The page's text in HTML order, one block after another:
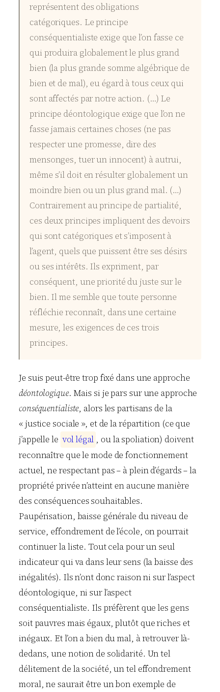
représentent des obligations
catégoriques. Le principe
conséquentialiste exige que l’on fasse ce
qui produira globalement le plus grand
bien (la plus grande somme algébrique de
bien et de mal), eu égard à tous ceux qui
sont affectés par notre action. (…) Le
principe déontologique exige que l’on ne
fasse jamais certaines choses (ne pas
respecter une promesse, dire des
mensonges, tuer un innocent) à autrui,
même s’il doit en résulter globalement un
moindre bien ou un plus grand mal. (…)
Contrairement au principe de partialité,
ces deux principes impliquent des devoirs
qui sont catégoriques et s’imposent à
l’agent, quels que puissent être ses désirs
ou ses intérêts. Ils expriment, par
conséquent, une priorité du juste sur le
bien. Il me semble que toute personne
réfléchie reconnaît, dans une certaine
mesure, les exigences de ces trois
principes.
Je suis peut-être trop fixé dans une approche
déontologique. Mais si je pars sur une approche
conséquentialiste, alors les partisans de la
« justice sociale », et de la répartition (ce que
j’appelle le vollégal , ou la spoliation) doivent
reconnaître que le mode de fonctionnement
actuel, ne respectant pas – à plein d’égards – la
propriété privée n’atteint en aucune manière
des conséquences souhaitables.
Paupérisation, baisse générale du niveau de
service, effondrement de l’école, on pourrait
continuer la liste. Tout cela pour un seul
indicateur qui va dans leur sens (la baisse des
inégalités). Ils n’ont donc raison ni sur l’aspect
déontologique, ni sur l’aspect
conséquentialiste. Ils préfèrent que les gens
soit pauvres mais égaux, plutôt que riches et
inégaux. Et l’on a bien du mal, à retrouver là-
dedans, une notion de solidarité. Un tel
délitement de la société, un tel effondrement
moral, ne saurait être un bon exemple de